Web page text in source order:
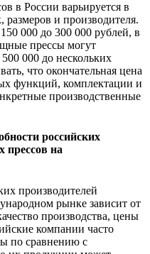
в России варьируется в
размеров и производителя.
000 до 300 000 рублей, в
прессы могут
000 до нескольких
что окончательная цена
функций, комплектации и
производственные
российских
прессов на
производителей
рынке зависит от
производства, цены
компании часто
по сравнению с